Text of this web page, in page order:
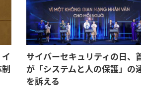
サイバーセキュリティの日、
が「システムと人の保護」の
を訴える